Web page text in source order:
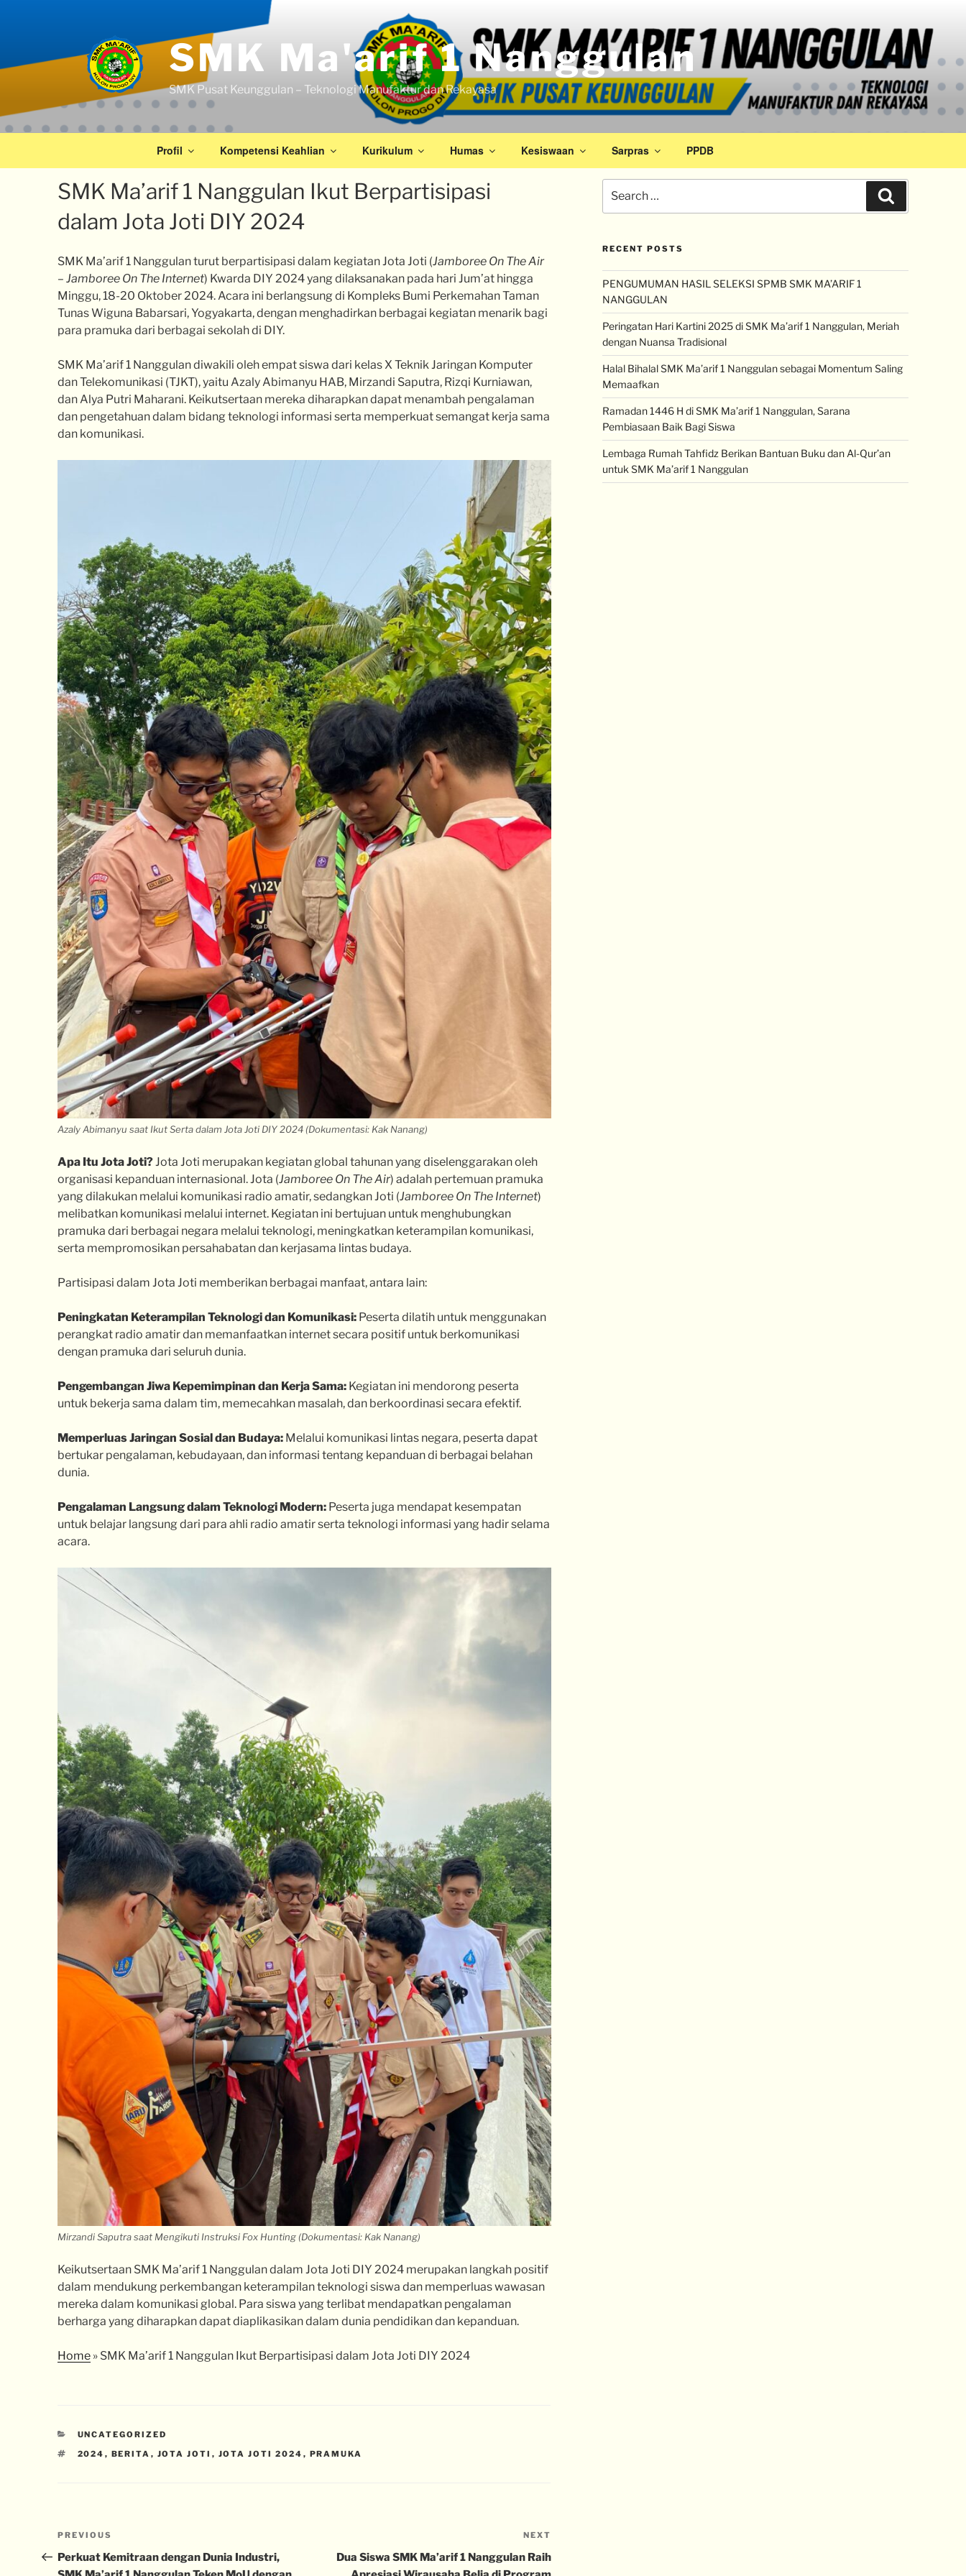
SMK Ma'arif 1 Nanggulan
SMK Pusat Keunggulan – Teknologi Manufaktur dan Rekayasa
Profil Kompetensi Keahlian Kurikulum Humas Kesiswaan Sarpras PPDB
SMK Ma’arif 1 Nanggulan Ikut Berpartisipasi
dalam Jota Joti DIY 2024
SMK Ma’arif 1 Nanggulan turut berpartisipasi dalam kegiatan Jota Joti (Jamboree On The Air
– Jamboree On The Internet) Kwarda DIY 2024 yang dilaksanakan pada hari Jum’at hingga
Minggu, 18-20 Oktober 2024. Acara ini berlangsung di Kompleks Bumi Perkemahan Taman
Tunas Wiguna Babarsari, Yogyakarta, dengan menghadirkan berbagai kegiatan menarik bagi
para pramuka dari berbagai sekolah di DIY.
SMK Ma’arif 1 Nanggulan diwakili oleh empat siswa dari kelas X Teknik Jaringan Komputer
dan Telekomunikasi (TJKT), yaitu Azaly Abimanyu HAB, Mirzandi Saputra, Rizqi Kurniawan,
dan Alya Putri Maharani. Keikutsertaan mereka diharapkan dapat menambah pengalaman
dan pengetahuan dalam bidang teknologi informasi serta memperkuat semangat kerja sama
dan komunikasi.
Azaly Abimanyu saat Ikut Serta dalam Jota Joti DIY 2024 (Dokumentasi: Kak Nanang)
Apa Itu Jota Joti?Jota Joti merupakan kegiatan global tahunan yang diselenggarakan oleh
organisasi kepanduan internasional. Jota (Jamboree On The Air) adalah pertemuan pramuka
yang dilakukan melalui komunikasi radio amatir, sedangkan Joti (Jamboree On The Internet)
melibatkan komunikasi melalui internet. Kegiatan ini bertujuan untuk menghubungkan
pramuka dari berbagai negara melalui teknologi, meningkatkan keterampilan komunikasi,
serta mempromosikan persahabatan dan kerjasama lintas budaya.
Partisipasi dalam Jota Joti memberikan berbagai manfaat, antara lain:
Peningkatan Keterampilan Teknologi dan Komunikasi: Peserta dilatih untuk menggunakan
perangkat radio amatir dan memanfaatkan internet secara positif untuk berkomunikasi
dengan pramuka dari seluruh dunia.
Pengembangan Jiwa Kepemimpinan dan Kerja Sama: Kegiatan ini mendorong peserta
untuk bekerja sama dalam tim, memecahkan masalah, dan berkoordinasi secara efektif.
Memperluas Jaringan Sosial dan Budaya: Melalui komunikasi lintas negara, peserta dapat
bertukar pengalaman, kebudayaan, dan informasi tentang kepanduan di berbagai belahan
dunia.
Pengalaman Langsung dalam Teknologi Modern: Peserta juga mendapat kesempatan
untuk belajar langsung dari para ahli radio amatir serta teknologi informasi yang hadir selama
acara.
Mirzandi Saputra saat Mengikuti InstruksiFox Hunting (Dokumentasi: Kak Nanang)
Keikutsertaan SMK Ma’arif 1 Nanggulan dalam Jota Joti DIY 2024 merupakan langkah positif
dalam mendukung perkembangan keterampilan teknologi siswa dan memperluas wawasan
mereka dalam komunikasi global. Para siswa yang terlibat mendapatkan pengalaman
berharga yang diharapkan dapat diaplikasikan dalam dunia pendidikan dan kepanduan.
Home » SMK Ma’arif 1 Nanggulan Ikut Berpartisipasi dalam Jota Joti DIY 2024
UNCATEGORIZED
2024 , BERITA , JOTA JOTI , JOTA JOTI 2024 , PRAMUKA
PREVIOUS
Perkuat Kemitraan dengan Dunia Industri,
NEXT
Dua Siswa SMK Ma’arif 1 Nanggulan Raih
RECENT POSTS
PENGUMUMAN HASIL SELEKSI SPMB SMK MA’ARIF 1
NANGGULAN
Peringatan Hari Kartini 2025 di SMK Ma’arif 1 Nanggulan, Meriah
dengan Nuansa Tradisional
Halal Bihalal SMK Ma’arif 1 Nanggulan sebagai Momentum Saling
Memaafkan
Ramadan 1446 H di SMK Ma’arif 1 Nanggulan, Sarana
Pembiasaan Baik Bagi Siswa
Lembaga Rumah Tahfidz Berikan Bantuan Buku dan Al-Qur’an
untuk SMK Ma’arif 1 Nanggulan